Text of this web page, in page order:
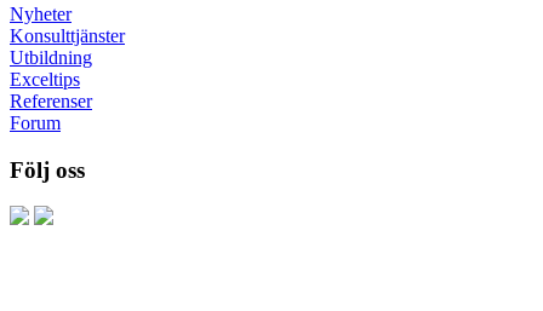
Nyheter
Konsulttjänster
Utbildning
Exceltips
Referenser
Forum
Följ oss